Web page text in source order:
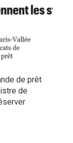
de prêt
de